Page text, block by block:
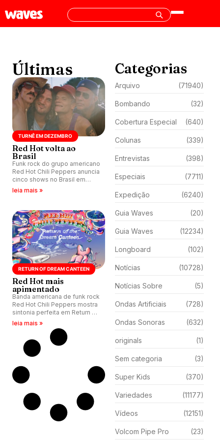
Últimas
TURNÊ EM DEZEMBRO
Red Hot volta ao
Brasil
Funk rock do grupo americano
Red Hot Chili Peppers anuncia
cinco shows no Brasil em
novembro.
leia mais »
RETURN OF DREAM CANTEEN
Red Hot mais
apimentado
Banda americana de funk rock
Red Hot Chili Peppers mostra
sintonia perfeita em Return of
the Dream Canteen, segundo
disco lançado em 2022.
leia mais »
Categorias
Arquivo (71940)
Bombando (32)
Cobertura Especial (640)
Colunas (339)
Entrevistas (398)
Especiais (7711)
Expedição (6240)
Guia Waves (20)
Guia Waves (12234)
Longboard (102)
Notícias (10728)
Notícias Sobre (5)
Ondas Artificiais (728)
Ondas Sonoras (632)
originals (1)
Sem categoria (3)
Super Kids (370)
Variedades (11177)
Vídeos (12151)
Volcom Pipe Pro (23)